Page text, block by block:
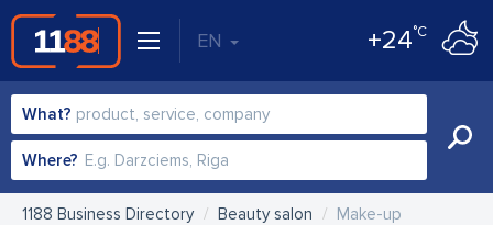
EN +24°C
What?
Where?
1188 Business Directory Beauty salon Make-up